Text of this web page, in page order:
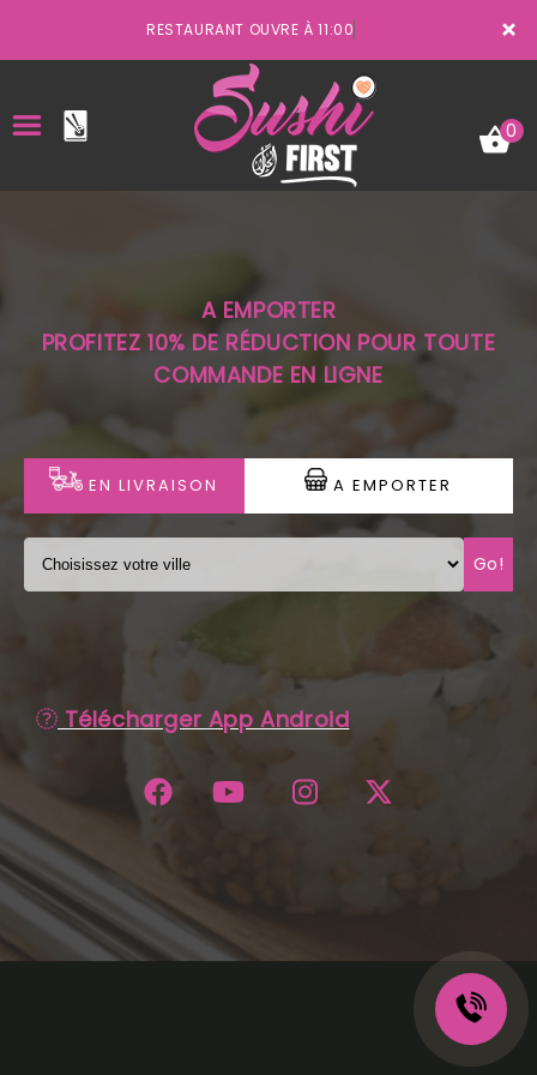
×
RESTAURANT OUVRE À 11:00
LA CARTE
VOTRE COMPTE
NOTRE RESTAURANT
VOS AVIS
MENTIONS LÉGALES
C.G.V
0
A EMPORTER
PROFITEZ 10% DE RÉDUCTION POUR TOUTE
COMMANDE EN LIGNE
EN LIVRAISON A EMPORTER
Go!
Télécharger App Android